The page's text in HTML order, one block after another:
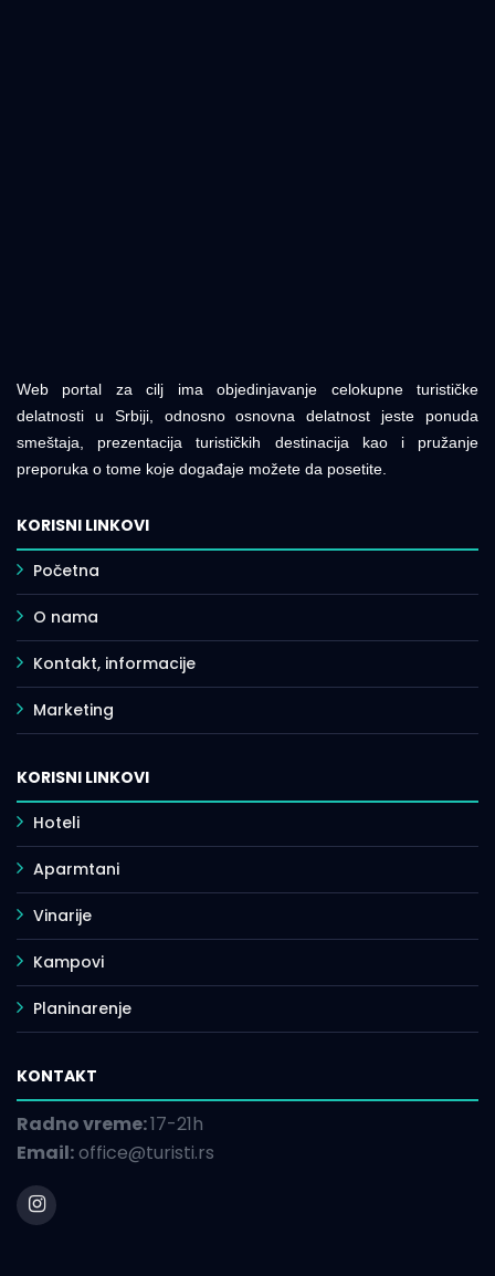
Web portal za cilj ima objedinjavanje celokupne turističke
delatnosti u Srbiji, odnosno osnovna delatnost jeste ponuda
smeštaja, prezentacija turističkih destinacija kao i pružanje
preporuka o tome koje događaje možete da posetite.
KORISNI LINKOVI
Početna
O nama
Kontakt, informacije
Marketing
KORISNI LINKOVI
Hoteli
Aparmtani
Vinarije
Kampovi
Planinarenje
KONTAKT
Radno vreme:17-21h
Email:office@turisti.rs